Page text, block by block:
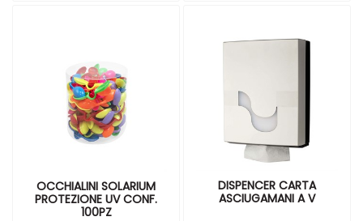
OCCHIALINI SOLARIUM
PROTEZIONE UV CONF.
100PZ
DISPENCER CARTA
ASCIUGAMANI A V